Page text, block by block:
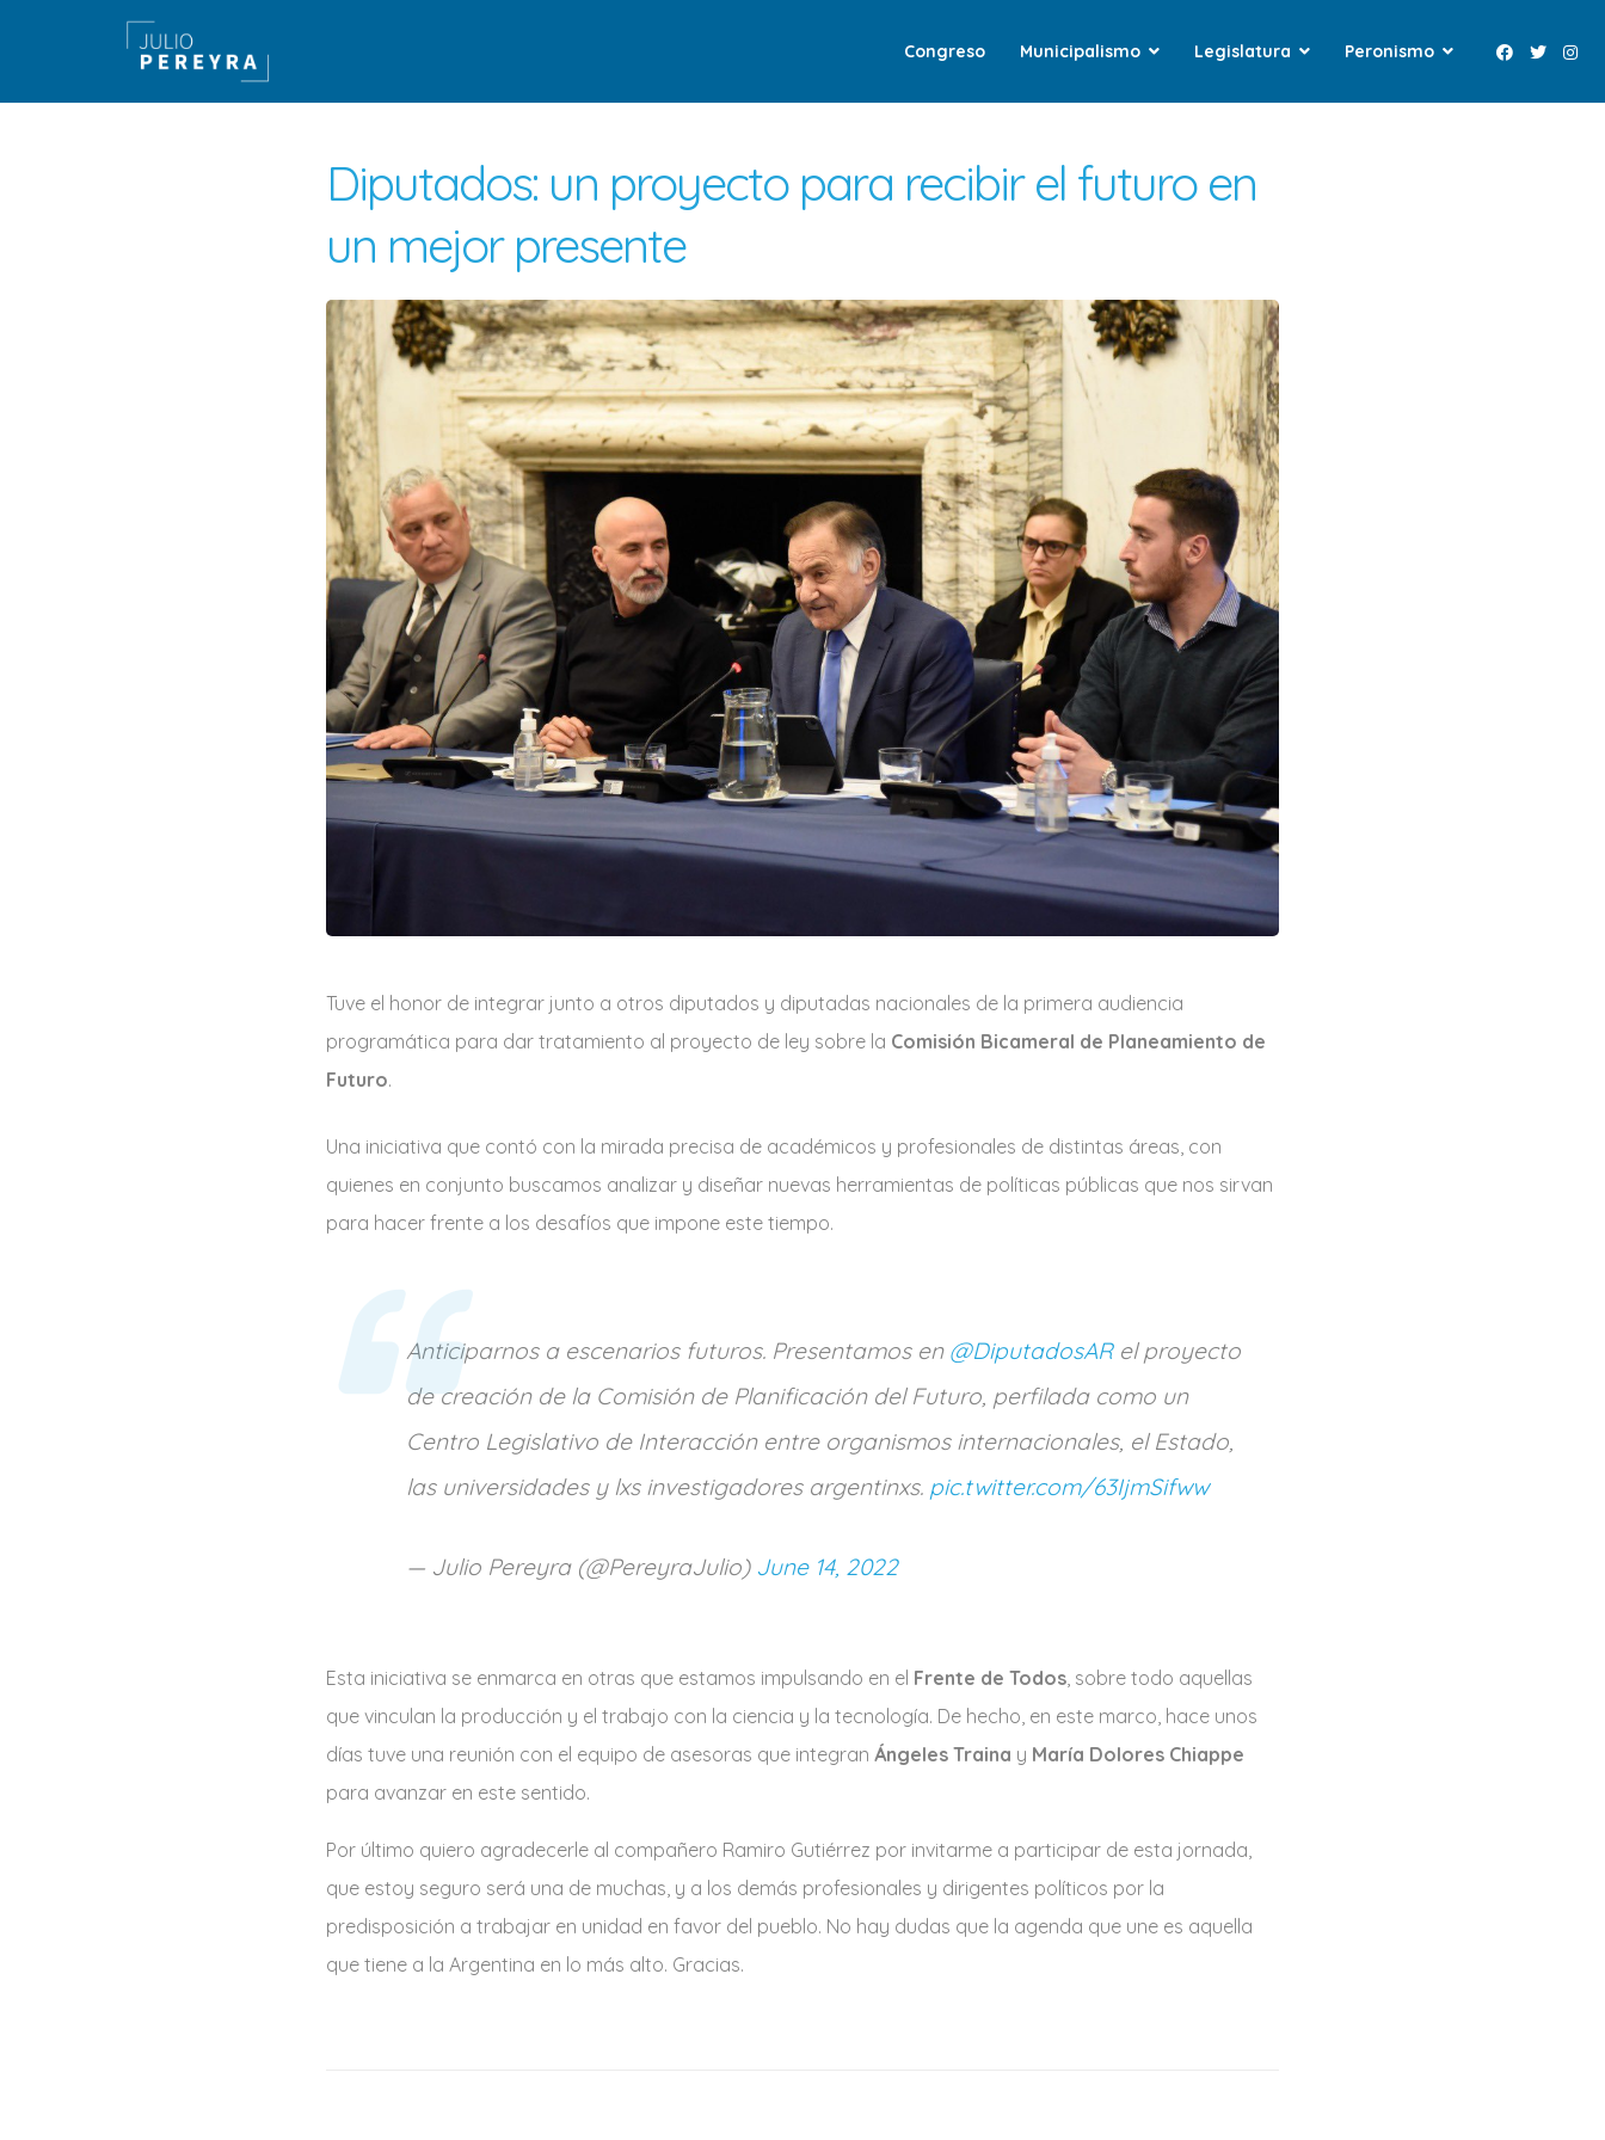
Congreso Municipalismo Legislatura Peronismo
Diputados: un proyecto para recibir el futuro en
un mejor presente
Tuve el honor de integrar junto a otros diputados y diputadas nacionales de la primera audiencia
programática para dar tratamiento al proyecto de ley sobre la Comisión Bicameral de Planeamiento de
Futuro.
Una iniciativa que contó con la mirada precisa de académicos y profesionales de distintas áreas, con
quienes en conjunto buscamos analizar y diseñar nuevas herramientas de políticas públicas que nos sirvan
para hacer frente a los desafíos que impone este tiempo.
Anticiparnos a escenarios futuros. Presentamos en @DiputadosARel proyecto
de creación de la Comisión de Planificación del Futuro, perfilada como un
Centro Legislativo de Interacción entre organismos internacionales, el Estado,
las universidades y lxs investigadores argentinxs. pic.twitter.com/63IjmSifww
— Julio Pereyra (@PereyraJulio) June 14, 2022
Esta iniciativa se enmarca en otras que estamos impulsando en el Frente de Todos, sobre todo aquellas
que vinculan la producción y el trabajo con la ciencia y la tecnología. De hecho, en este marco, hace unos
días tuve una reunión con el equipo de asesoras que integran Ángeles Traina y María Dolores Chiappe
para avanzar en este sentido.
Por último quiero agradecerle al compañero Ramiro Gutiérrez por invitarme a participar de esta jornada,
que estoy seguro será una de muchas, y a los demás profesionales y dirigentes políticos por la
predisposición a trabajar en unidad en favor del pueblo. No hay dudas que la agenda que une es aquella
que tiene a la Argentina en lo más alto. Gracias.